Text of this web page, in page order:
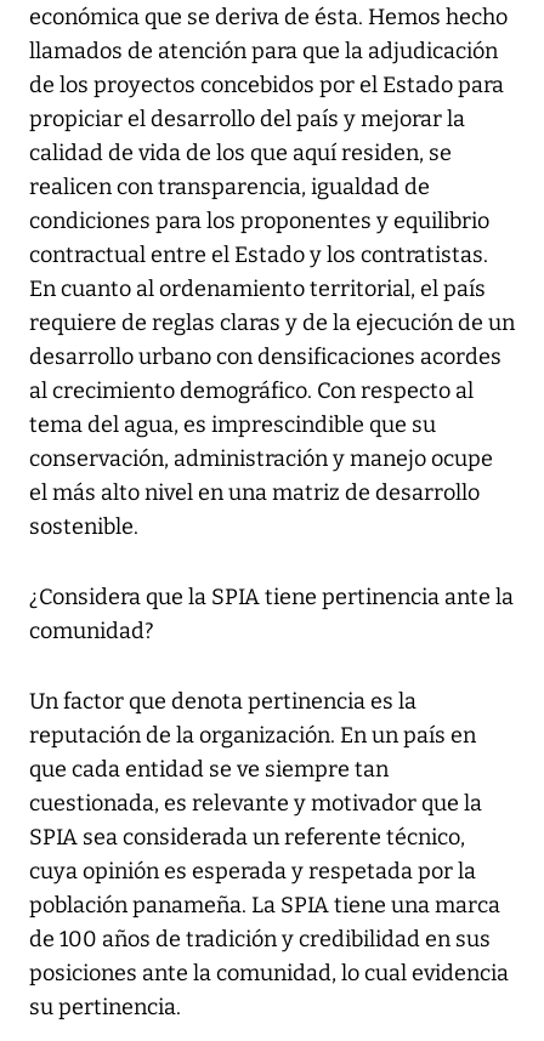
económica que se deriva de ésta. Hemos hecho
llamados de atención para que la adjudicación
de los proyectos concebidos por el Estado para
propiciar el desarrollo del país y mejorar la
calidad de vida de los que aquí residen, se
realicen con transparencia, igualdad de
condiciones para los proponentes y equilibrio
contractual entre el Estado y los contratistas.
En cuanto al ordenamiento territorial, el país
requiere de reglas claras y de la ejecución de un
desarrollo urbano con densificaciones acordes
al crecimiento demográfico. Con respecto al
tema del agua, es imprescindible que su
conservación, administración y manejo ocupe
el más alto nivel en una matriz de desarrollo
sostenible.
¿Considera que la SPIA tiene pertinencia ante la
comunidad?
Un factor que denota pertinencia es la
reputación de la organización. En un país en
que cada entidad se ve siempre tan
cuestionada, es relevante y motivador que la
SPIA sea considerada un referente técnico,
cuya opinión es esperada y respetada por la
población panameña. La SPIA tiene una marca
de 100 años de tradición y credibilidad en sus
posiciones ante la comunidad, lo cual evidencia
su pertinencia.